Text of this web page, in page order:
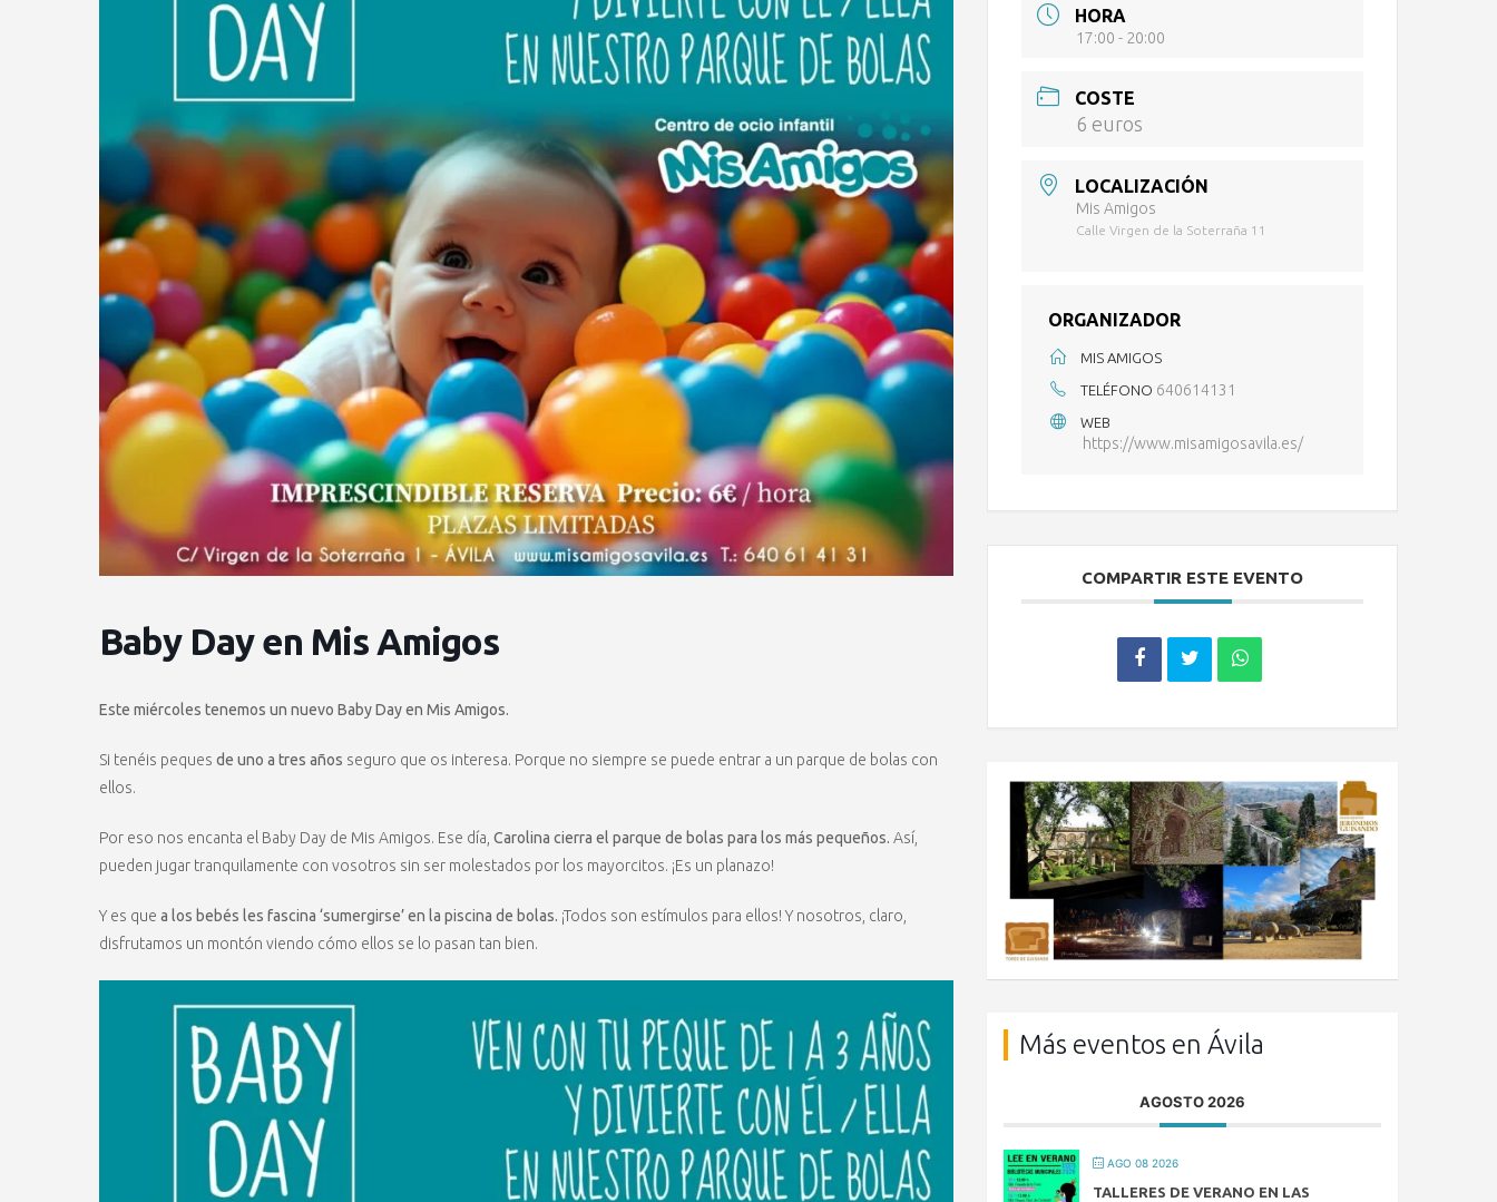
Baby Day en Mis Amigos
Este miércoles tenemos un nuevo Baby Day en Mis Amigos.
Si tenéis peques de uno a tres años seguro que os interesa. Porque no siempre se puede entrar a un parque de bolas con
ellos.
Por eso nos encanta el Baby Day de Mis Amigos. Ese día, Carolina cierra el parque de bolas para los más pequeños. Así,
pueden jugar tranquilamente con vosotros sin ser molestados por los mayorcitos. ¡Es un planazo!
Y es que a los bebés les fascina ‘sumergirse’ en la piscina de bolas. ¡Todos son estímulos para ellos! Y nosotros, claro,
disfrutamos un montón viendo cómo ellos se lo pasan tan bien.
HORA
17:00 - 20:00
COSTE
6 euros
LOCALIZACIÓN
Mis Amigos
Calle Virgen de la Soterraña 11
ORGANIZADOR
MIS AMIGOS
TELÉFONO 640614131
WEB
https://www.misamigosavila.es/
COMPARTIR ESTE EVENTO
Más eventos en Ávila
AGOSTO 2026
AGO 08 2026
TALLERES DE VERANO EN LAS